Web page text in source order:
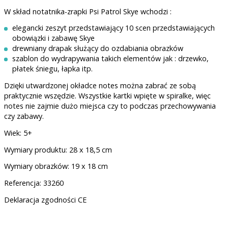
W skład notatnika-zrapki Psi Patrol Skye wchodzi :
elegancki zeszyt przedstawiający 10 scen przedstawiających
obowiązki i zabawę Skye
drewniany drapak służący do ozdabiania obrazków
szablon do wydrapywania takich elementów jak : drzewko,
płatek śniegu, łapka itp.
Dzięki utwardzonej okładce notes można zabrać ze sobą
praktycznie wszędzie. Wszystkie kartki wpięte w spiralke, więc
notes nie zajmie dużo miejsca czy to podczas przechowywania
czy zabawy.
Wiek: 5+
Wymiary produktu: 28 x 18,5 cm
Wymiary obrazków: 19 x 18 cm
Referencja: 33260
Deklaracja zgodności CE